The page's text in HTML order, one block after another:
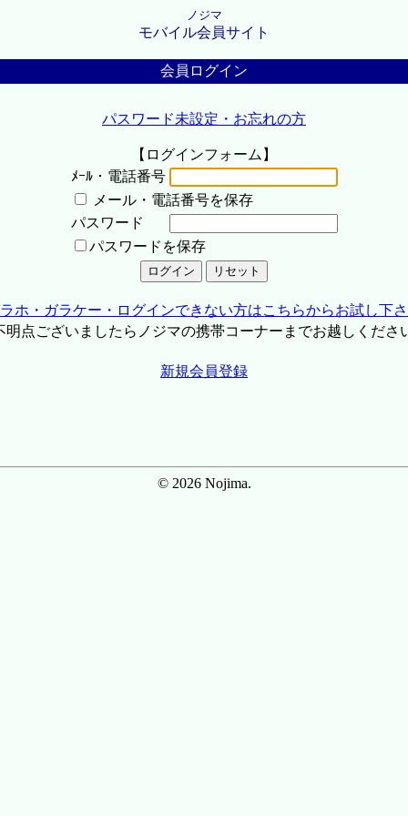
ノジマ
モバイル会員サイト
会員ログイン
パスワード未設定・お忘れの方
【ログインフォーム】
ﾒｰﾙ・電話番号
メール・電話番号を保存
パスワード
パスワードを保存
ホ・ガラケー・ログインできない方はこちらからお試し下
点ございましたらノジマの携帯コーナーまでお越しくださ
新規会員登録
© 2026 Nojima.